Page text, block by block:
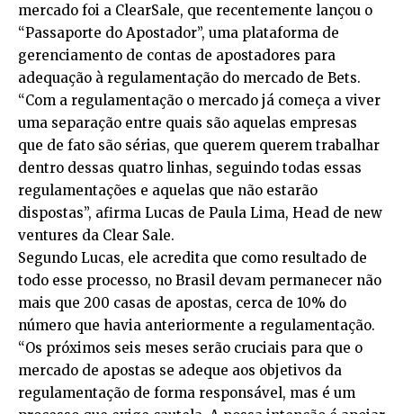
mercado foi a ClearSale, que recentemente lançou o
“Passaporte do Apostador”, uma plataforma de
gerenciamento de contas de apostadores para
adequação à regulamentação do mercado de Bets.
“Com a regulamentação o mercado já começa a viver
uma separação entre quais são aquelas empresas
que de fato são sérias, que querem querem trabalhar
dentro dessas quatro linhas, seguindo todas essas
regulamentações e aquelas que não estarão
dispostas”, afirma Lucas de Paula Lima, Head de new
ventures da Clear Sale.
Segundo Lucas, ele acredita que como resultado de
todo esse processo, no Brasil devam permanecer não
mais que 200 casas de apostas, cerca de 10% do
número que havia anteriormente a regulamentação.
“Os próximos seis meses serão cruciais para que o
mercado de apostas se adeque aos objetivos da
regulamentação de forma responsável, mas é um